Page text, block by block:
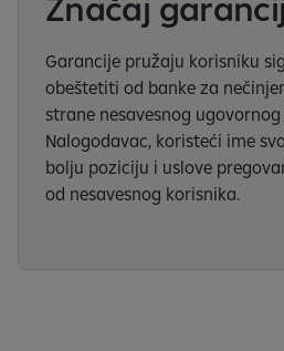
Garancije pružaju korisniku
obeštetiti od banke za
strane nesavesnog
Nalogodavac, koristeći ime
bolju poziciju i uslove
od nesavesnog korisnika.